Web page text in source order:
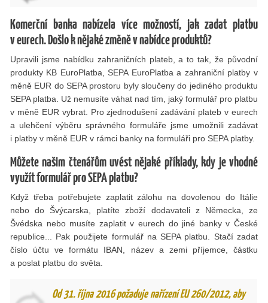
Komerční banka nabízela více možností, jak zadat platbu
v eurech. Došlo k nějaké změně v nabídce produktů?
Upravili jsme nabídku zahraničních plateb, a to tak, že původní
produkty KB EuroPlatba, SEPA EuroPlatba a zahraniční platby v
měně EUR do SEPA prostoru byly sloučeny do jediného produktu
SEPA platba. Už nemusíte váhat nad tím, jaký formulář pro platbu
v měně EUR vybrat. Pro zjednodušení zadávání plateb v eurech
a ulehčení výběru správného formuláře jsme umožnili zadávat
i platby v měně EUR v rámci banky na formuláři pro SEPA platby.
Můžete našim čtenářům uvést nějaké příklady, kdy je vhodné
využít formulář pro SEPA platbu?
Když třeba potřebujete zaplatit zálohu na dovolenou do Itálie
nebo do Švýcarska, platíte zboží dodavateli z Německa, ze
Švédska nebo musíte zaplatit v eurech do jiné banky v České
republice... Pak použijete formulář na SEPA platbu. Stačí zadat
číslo účtu ve formátu IBAN, název a zemi příjemce, částku
a poslat platbu do světa.
Od 31. října 2016 požaduje nařízení EU 260/2012, aby